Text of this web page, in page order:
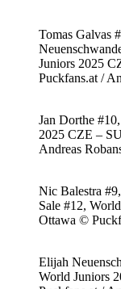
Tomas Galvas
Juniors 2025
Puckfans.at /
Jan Dorthe
2025 CZE –
Andreas
Nic Balestra
Sale #12,
Ottawa ©
Elijah
World Juniors